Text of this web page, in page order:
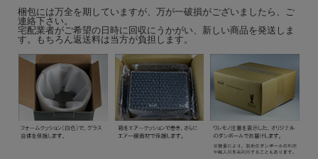
梱包には万全を期していますが、万が一破損がございましたら、ご
連絡下さい。
宅配業者がご希望の日時に回収にうかがい、新しい商品を発送しま
す。もちろん返送料は当方が負担します。